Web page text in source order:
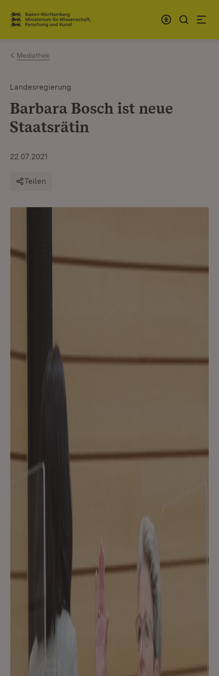
Zum Inhalt springen
Link zur Startseite
Mediathek
Landesregierung
Barbara Bosch ist neue
Staatsrätin
22.07.2021
Teilen